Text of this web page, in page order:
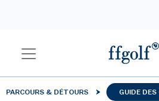
PARCOURS & DÉTOURS GUIDE DES